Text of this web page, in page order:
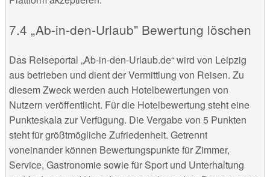
„Ab-in-den-Urlaub" Bewertung löschen
Das Reiseportal „Ab-in-den-Urlaub.de“ wird von Leipzig
aus betrieben und dient der Vermittlung von Reisen. Zu
diesem Zweck werden auch Hotelbewertungen von
Nutzern veröffentlicht. Für die Hotelbewertung steht eine
Punkteskala zur Verfügung. Die Vergabe von 5 Punkten
steht für größtmögliche Zufriedenheit. Getrennt
voneinander können Bewertungspunkte für Zimmer,
Service, Gastronomie sowie für Sport und Unterhaltung